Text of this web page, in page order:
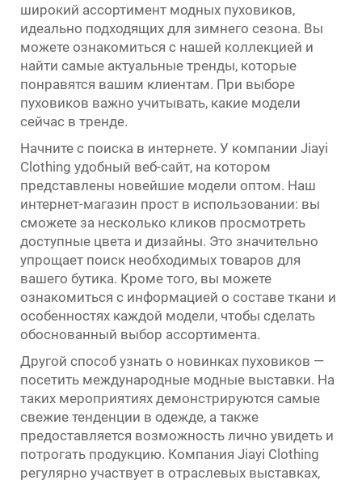
широкий ассортимент модных пуховиков,
идеально подходящих для зимнего сезона. Вы
можете ознакомиться с нашей коллекцией и
найти самые актуальные тренды, которые
понравятся вашим клиентам. При выборе
пуховиков важно учитывать, какие модели
сейчас в тренде.
Начните с поиска в интернете. У компании Jiayi
Clothing удобный веб-сайт, на котором
представлены новейшие модели оптом. Наш
интернет-магазин прост в использовании: вы
сможете за несколько кликов просмотреть
доступные цвета и дизайны. Это значительно
упрощает поиск необходимых товаров для
вашего бутика. Кроме того, вы можете
ознакомиться с информацией о составе ткани и
особенностях каждой модели, чтобы сделать
обоснованный выбор ассортимента.
Другой способ узнать о новинках пуховиков —
посетить международные модные выставки. На
таких мероприятиях демонстрируются самые
свежие тенденции в одежде, а также
предоставляется возможность лично увидеть и
потрогать продукцию. Компания Jiayi Clothing
регулярно участвует в отраслевых выставках,